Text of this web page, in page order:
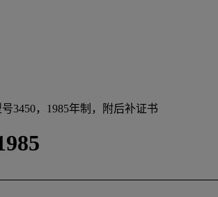
3450，1985年制，附后补证书